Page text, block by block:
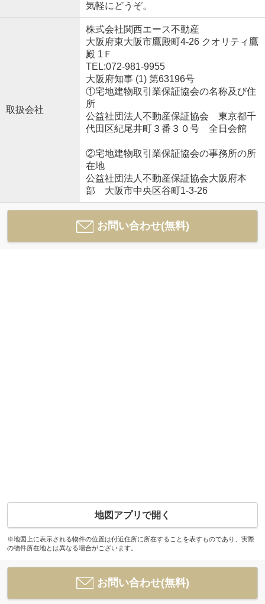
気軽にどうぞ。
取扱会社
株式会社関西エース不動産
大阪府東大阪市鷹殿町4-26 クオリティ鷹
殿 1Ｆ
TEL:072-981-9955
大阪府知事 (1) 第63196号
①宅地建物取引業保証協会の名称及び住
所
公益社団法人不動産保証協会 東京都千
代田区紀尾井町３番３０号 全日会館
②宅地建物取引業保証協会の事務所の所
在地
公益社団法人不動産保証協会大阪府本
部 大阪市中央区谷町1-3-26
お問い合わせ(無料)
地図アプリで開く
※地図上に表示される物件の位置は付近住所に所在することを表すものであり、実際
の物件所在地とは異なる場合がございます。
お問い合わせ(無料)